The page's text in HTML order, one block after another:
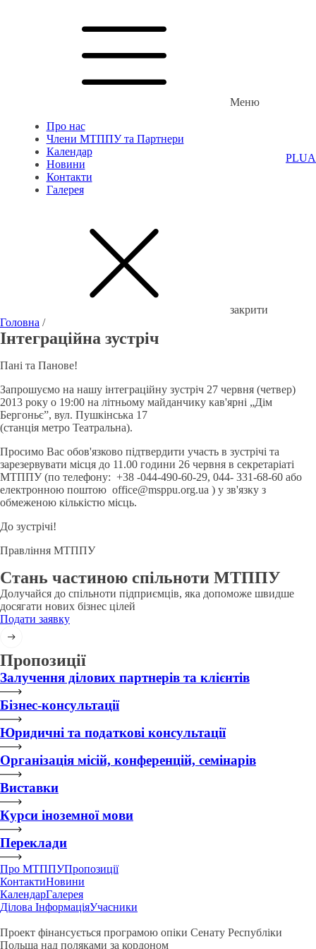
Меню
Про нас
Члени МТППУ та Партнери
Календар
Новини
Контакти
Галерея
закрити
PLUA
Головна /
Інтеграційна зустріч
Пані та Панове!
Запрошуємо на нашу інтеграційну зустріч 27 червня (четвер)
2013 року о 19:00 на літньому майданчику кав'ярні „Дім
Бергоньє”, вул. Пушкінська 17
(станція метро Театральна).
Просимо Вас обов'язково підтвердити участь в зустрічі та
зарезервувати місця до 11.00 години 26 червня в секретаріаті
МТППУ (по телефону: +38 -044-490-60-29, 044- 331-68-60 або
електронною поштою office@msppu.org.ua ) у зв'язку з
обмеженою кількістю місць.
До зустрічі!
Правління МТППУ
Стань частиною спільноти МТППУ
Долучайся до спільноти підприємців, яка допоможе швидше
досягати нових бізнес цілей
Подати заявку
Пропозиції
Залучення ділових партнерів та клієнтів
Бізнес-консультації
Юридичні та податкові консультації
Організація місій, конференцій, семінарів
Виставки
Курси іноземної мови
Переклади
Про МТППУПропозиції
КонтактиНовини
КалендарГалерея
Ділова ІнформаціяУчасники
Проект фінансується програмою опіки Сенату Республіки
Польща над поляками за кордоном